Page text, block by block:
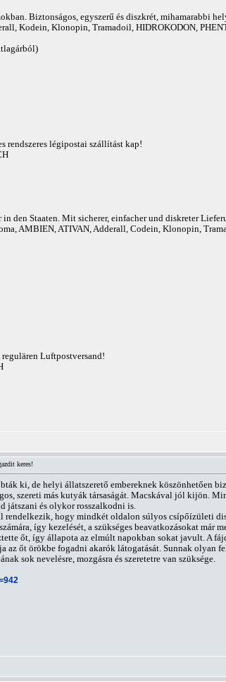
Biztonságos, egyszerű és diszkrét, mihamarabbi
Kodein, Klonopin, Tramadoil, HIDROKODON,
rendszeres légipostai szállítást kap!
den Staaten. Mit sicherer, einfacher und diskreter
AMBIEN, ATIVAN, Adderall, Codein, Klonopin,
Luftpostversand!
keres!
ki, de helyi állatszerető embereknek köszönhetően
szereti más kutyák társaságát. Macskával jól kijön.
játszani és olykor rosszalkodni is.
rendelkezik, hogy mindkét oldalon súlyos csípőízületi
így kezelését, a szükséges beavatkozásokat
őt, így állapota az elmúlt napokban sokat javult. A
az őt örökbe fogadni akarók látogatását. Sunnak olyan
sok nevelésre, mozgásra és szeretetre van szüksége.